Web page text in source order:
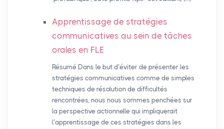
Apprentissage de stratégies
communicatives au sein de tâches
orales en FLE
Résumé Dans le but d’éviter de présenter les
stratégies communicatives comme de simples
techniques de résolution de difficultés
rencontrées, nous nous sommes penchées sur
la perspective actionnelle qui impliquerait
l’apprentissage de ces stratégies dans les